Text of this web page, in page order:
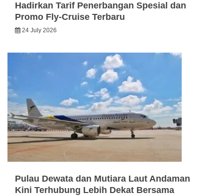
Hadirkan Tarif Penerbangan Spesial dan
Promo Fly-Cruise Terbaru
24 July 2026
Pulau Dewata dan Mutiara Laut Andaman
Kini Terhubung Lebih Dekat Bersama